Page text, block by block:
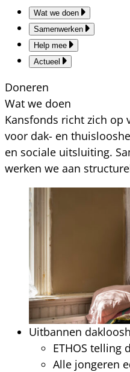
Wat we doen
Samenwerken
Help mee
Actueel
Doneren
Wat we doen
Kansfonds richt zich op
voor dak- en
en sociale uitsluiting.
werken we aan
Uitbannen
ETHOS telling
Alle jongeren